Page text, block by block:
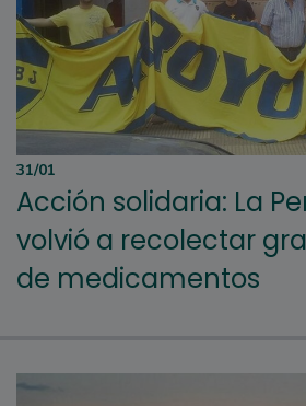
31/01
Acción solidaria: La
volvió a recolectar
de medicamentos